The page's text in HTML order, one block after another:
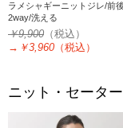
ラメシャギーニットジレ/前後
2way/洗える
￥9,900 （税込）
→ ￥3,960 （税込）
ニット・セータ